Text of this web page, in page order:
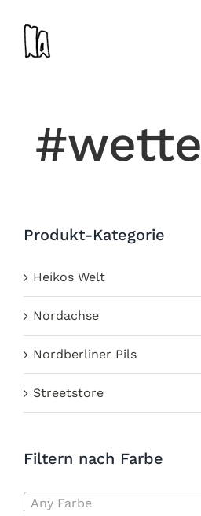
Inhalt
springen
Produkt-Kategorie
Heikos Welt
Nordachse
Nordberliner Pils
Streetstore
Filtern nach Farbe
Any Farbe